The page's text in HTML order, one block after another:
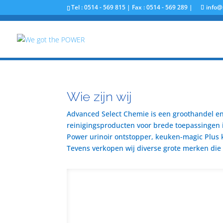
Tel : 0514 - 569 815 | Fax : 0514 - 569 289 |
Wie zijn wij
Advanced Select Chemie is een groothandel
reinigingsproducten voor brede
Power urinoir ontstopper, keuken-magic
Tevens verkopen wij diverse grote merken